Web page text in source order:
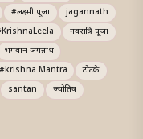
#लक्ष्मी पूजा
jagannath
नवरात्रि पूजा
भगवान जगन्नाथ
#krishna Mantra
टोटके
santan
ज्योतिष